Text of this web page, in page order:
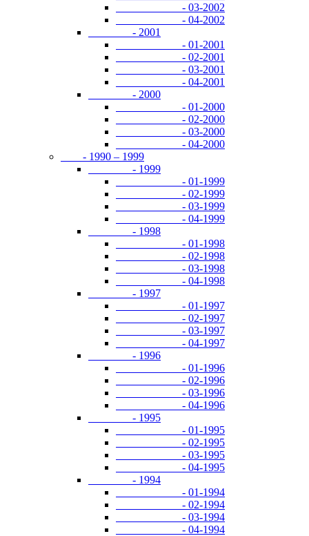
- 03-2002
- 04-2002
- 2001
- 01-2001
- 02-2001
- 03-2001
- 04-2001
- 2000
- 01-2000
- 02-2000
- 03-2000
- 04-2000
- 1990 – 1999
- 1999
- 01-1999
- 02-1999
- 03-1999
- 04-1999
- 1998
- 01-1998
- 02-1998
- 03-1998
- 04-1998
- 1997
- 01-1997
- 02-1997
- 03-1997
- 04-1997
- 1996
- 01-1996
- 02-1996
- 03-1996
- 04-1996
- 1995
- 01-1995
- 02-1995
- 03-1995
- 04-1995
- 1994
- 01-1994
- 02-1994
- 03-1994
- 04-1994